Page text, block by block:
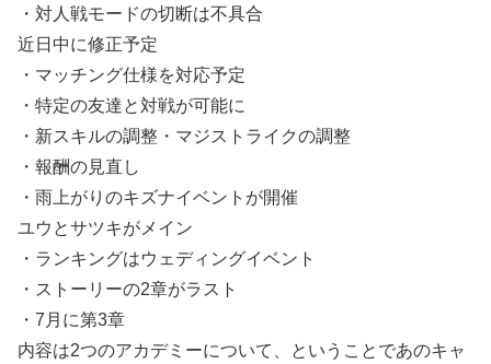
・対人戦モードの切断は不具合
近日中に修正予定
・マッチング仕様を対応予定
・特定の友達と対戦が可能に
・新スキルの調整・マジストライクの調整
・報酬の見直し
・雨上がりのキズナイベントが開催
ユウとサツキがメイン
・ランキングはウェディングイベント
・ストーリーの2章がラスト
・7月に第3章
内容は2つのアカデミーについて、ということであのキャ